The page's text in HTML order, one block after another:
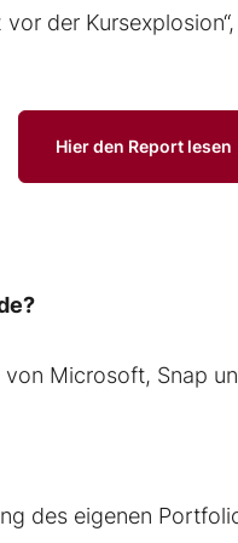
der
Hier den Report lesen
Microsoft, Snap
des eigenen